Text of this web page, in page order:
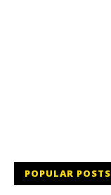
POPULAR POSTS